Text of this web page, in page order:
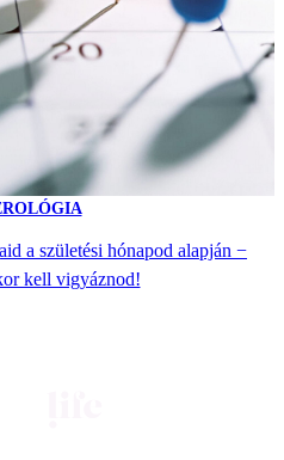
a születési hónapod alapján −
kell vigyáznod!